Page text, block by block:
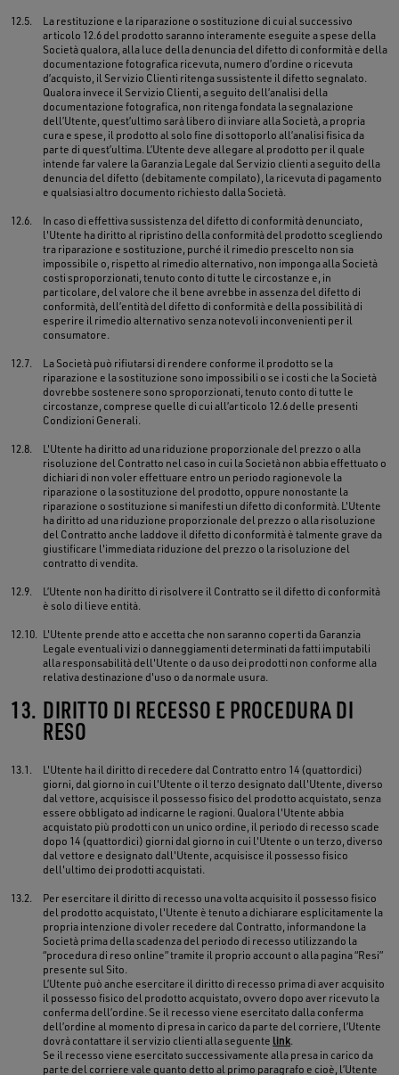
12.5.
La restituzione e la riparazione o sostituzione di cui al successivo
articolo 12.6 del prodotto saranno interamente eseguite a spese della
Società qualora, alla luce della denuncia del difetto di conformità e della
documentazione fotografica ricevuta, numero d’ordine o ricevuta
d’acquisto, il Servizio Clienti ritenga sussistente il difetto segnalato.
Qualora invece il Servizio Clienti, a seguito dell’analisi della
documentazione fotografica, non ritenga fondata la segnalazione
dell’Utente, quest’ultimo sarà libero di inviare alla Società, a propria
cura e spese, il prodotto al solo fine di sottoporlo all’analisi fisica da
parte di quest’ultima. L’Utente deve allegare al prodotto per il quale
intende far valere la Garanzia Legale dal Servizio clienti a seguito della
denuncia del difetto (debitamente compilato), la ricevuta di pagamento
e qualsiasi altro documento richiesto dalla Società.
12.6.
In caso di effettiva sussistenza del difetto di conformità denunciato,
l'Utente ha diritto al ripristino della conformità del prodotto scegliendo
tra riparazione e sostituzione, purché il rimedio prescelto non sia
impossibile o, rispetto al rimedio alternativo, non imponga alla Società
costi sproporzionati, tenuto conto di tutte le circostanze e, in
particolare, del valore che il bene avrebbe in assenza del difetto di
conformità, dell’entità del difetto di conformità e della possibilità di
esperire il rimedio alternativo senza notevoli inconvenienti per il
consumatore.
12.7.
La Società può rifiutarsi di rendere conforme il prodotto se la
riparazione e la sostituzione sono impossibili o se i costi che la Società
dovrebbe sostenere sono sproporzionati, tenuto conto di tutte le
circostanze, comprese quelle di cui all’articolo 12.6 delle presenti
Condizioni Generali.
12.8.
L'Utente ha diritto ad una riduzione proporzionale del prezzo o alla
risoluzione del Contratto nel caso in cui la Società non abbia effettuato o
dichiari di non voler effettuare entro un periodo ragionevole la
riparazione o la sostituzione del prodotto, oppure nonostante la
riparazione o sostituzione si manifesti un difetto di conformità. L'Utente
ha diritto ad una riduzione proporzionale del prezzo o alla risoluzione
del Contratto anche laddove il difetto di conformità è talmente grave da
giustificare l'immediata riduzione del prezzo o la risoluzione del
contratto di vendita.
12.9.
L’Utente non ha diritto di risolvere il Contratto se il difetto di conformità
è solo di lieve entità.
12.10. L'Utente prende atto e accetta che non saranno coperti da Garanzia
Legale eventuali vizi o danneggiamenti determinati da fatti imputabili
alla responsabilità dell'Utente o da uso dei prodotti non conforme alla
relativa destinazione d'uso o da normale usura.
13. DIRITTO DI RECESSO E PROCEDURA DI
RESO
13.1.
L'Utente ha il diritto di recedere dal Contratto entro 14 (quattordici)
giorni, dal giorno in cui l'Utente o il terzo designato dall'Utente, diverso
dal vettore, acquisisce il possesso fisico del prodotto acquistato, senza
essere obbligato ad indicarne le ragioni. Qualora l'Utente abbia
acquistato più prodotti con un unico ordine, il periodo di recesso scade
dopo 14 (quattordici) giorni dal giorno in cui l'Utente o un terzo, diverso
dal vettore e designato dall'Utente, acquisisce il possesso fisico
dell'ultimo dei prodotti acquistati.
13.2.
Per esercitare il diritto di recesso una volta acquisito il possesso fisico
del prodotto acquistato, l'Utente è tenuto a dichiarare esplicitamente la
propria intenzione di voler recedere dal Contratto, informandone la
Società prima della scadenza del periodo di recesso utilizzando la
“procedura di reso online” tramite il proprio account o alla pagina “Resi”
presente sul Sito.
L’Utente può anche esercitare il diritto di recesso prima di aver acquisito
il possesso fisico del prodotto acquistato, ovvero dopo aver ricevuto la
conferma dell’ordine. Se il recesso viene esercitato dalla conferma
dell’ordine al momento di presa in carico da parte del corriere, l’Utente
dovrà contattare il servizio clienti alla seguente link.
Se il recesso viene esercitato successivamente alla presa in carico da
parte del corriere vale quanto detto al primo paragrafo e cioè, l’Utente